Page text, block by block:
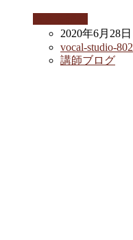
2020年6月28日
vocal-studio-802
講師ブログ